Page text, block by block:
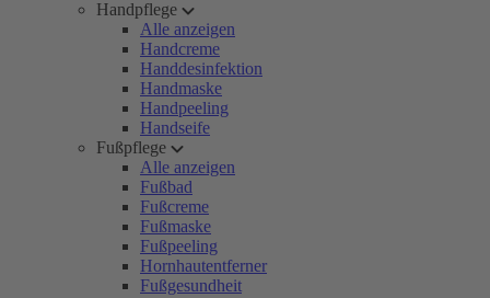
Handpflege
Alle anzeigen
Handcreme
Handdesinfektion
Handmaske
Handpeeling
Handseife
Fußpflege
Alle anzeigen
Fußbad
Fußcreme
Fußmaske
Fußpeeling
Hornhautentferner
Fußgesundheit